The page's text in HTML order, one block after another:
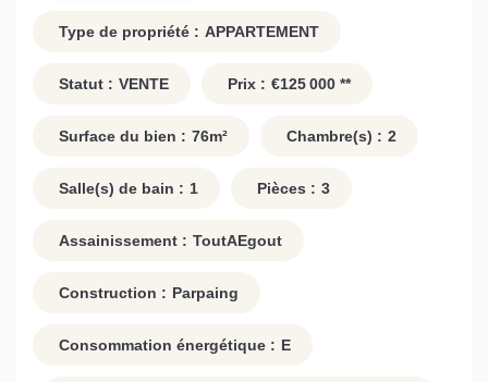
Type de propriété : APPARTEMENT
Statut : VENTE Prix : €125 000 **
Surface du bien : 76m² Chambre(s) : 2
Salle(s) de bain : 1 Pièces : 3
Assainissement : ToutAEgout
Construction : Parpaing
Consommation énergétique : E